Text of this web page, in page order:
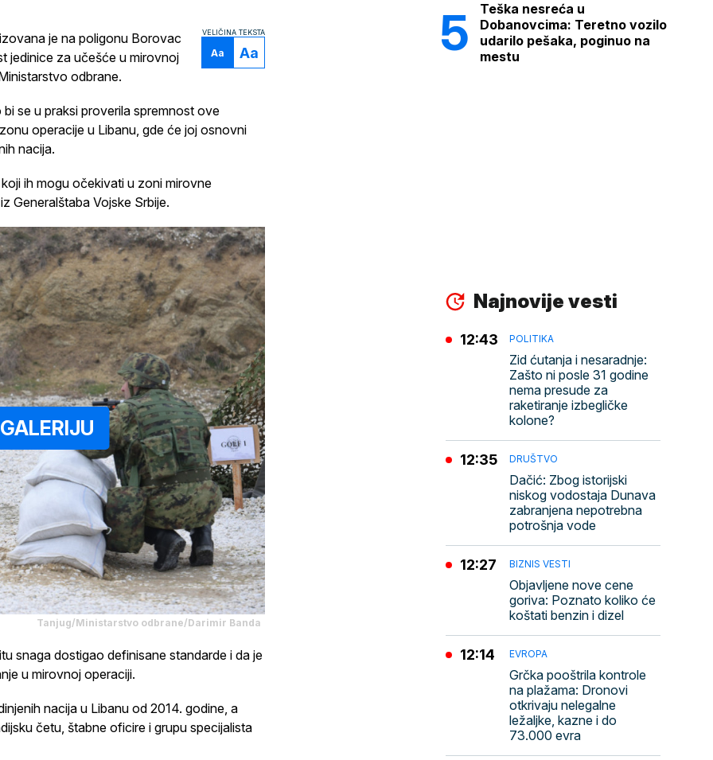
VELIČINA TEKSTA
Aa Aa
je na poligonu Borovac
jedinice za učešće u mirovnoj
odbrane.
se u praksi proverila spremnost ove
operacije u Libanu, gde će joj osnovni
nacija.
ih mogu očekivati u zoni mirovne
Generalštaba Vojske Srbije.
Tanjug/Ministarstvo odbrane/Darimir Banda
snaga dostigao definisane standarde i da je
u mirovnoj operaciji.
nacija u Libanu od 2014. godine, a
četu, štabne oficire i grupu specijalista
Teška nesreća u
Dobanovcima: Teretno vozilo
udarilo pešaka, poginuo na
mestu
Najnovije vesti
POLITIKA
Zid ćutanja i nesaradnje:
Zašto ni posle 31 godine
nema presude za
raketiranje izbegličke
kolone?
12:43
DRUŠTVO
Dačić: Zbog istorijski
niskog vodostaja Dunava
zabranjena nepotrebna
potrošnja vode
12:35
BIZNIS VESTI
Objavljene nove cene
goriva: Poznato koliko će
koštati benzin i dizel
12:27
EVROPA
Grčka pooštrila kontrole
na plažama: Dronovi
otkrivaju nelegalne
ležaljke, kazne i do
73.000 evra
12:14